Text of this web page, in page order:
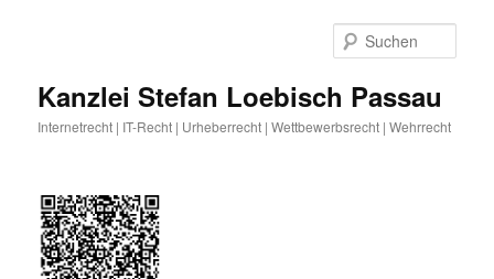
Kanzlei Stefan Loebisch Passau
Internetrecht | IT-Recht | Urheberrecht | Wettbewerbsrecht | Wehrrecht